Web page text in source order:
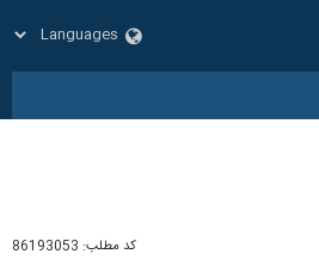
کد مطلب: 86193053